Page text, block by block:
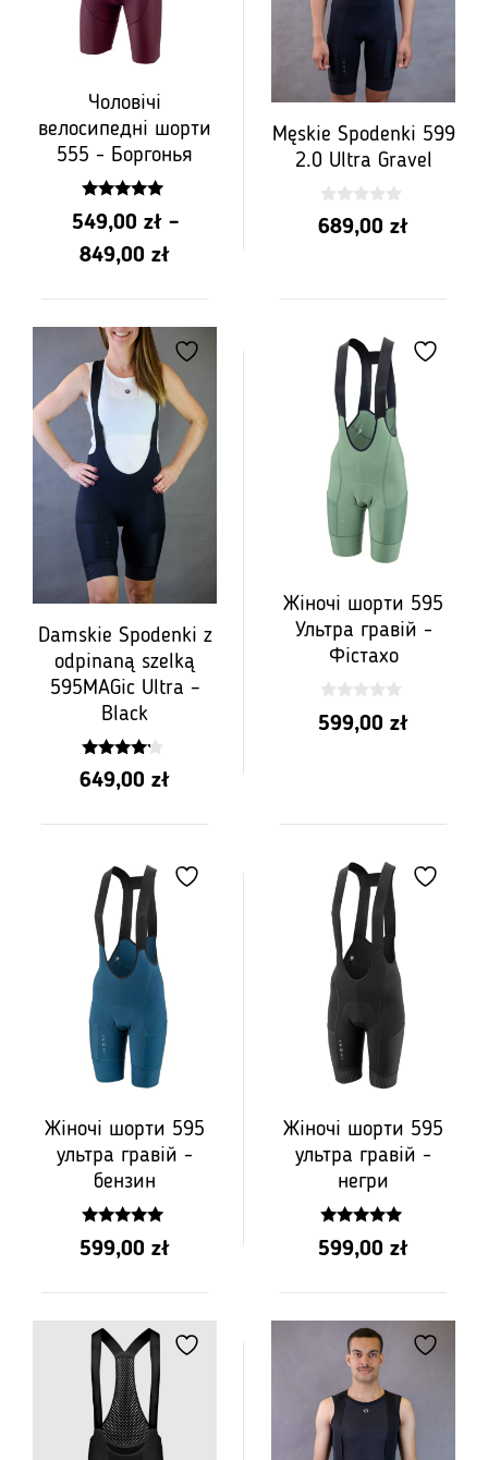
Чоловічі
велосипедні шорти
555 - Боргонья
5.00
z 5
549,00 zł –
849,00 złДіапазон
PLN
549,00
до
PLN
849,00
Męskie Spodenki 599
2.0 Ultra Gravel
0
z
689,00 zł
Damskie Spodenki z
odpinaną szelką
595MAGic Ultra –
Black
4.00
z 5
649,00 zł
Жіночі шорти 595
Ультра гравій -
Фістахо
0
z
599,00 zł
Жіночі шорти 595
ультра гравій -
бензин
5.00
z 5
599,00 zł
Жіночі шорти 595
ультра гравій -
негри
4.75
z 5
599,00 zł